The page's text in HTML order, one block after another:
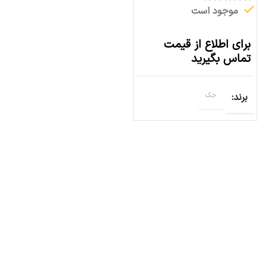
موجود است
برای اطلاع از قیمت
تماس بگیرید
برند جک